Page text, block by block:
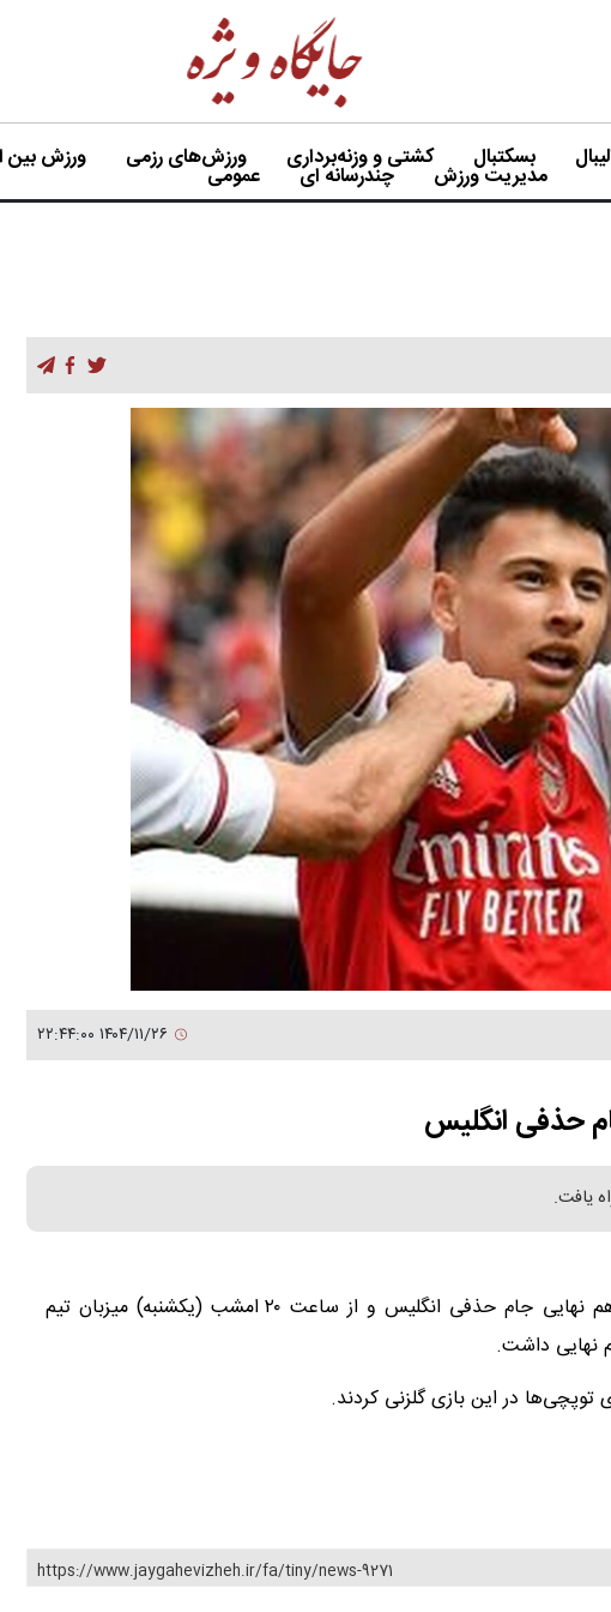
بسکتبال کشتی و وزنه‌برداری ورزش‌های رزمی ورزش بین
مدیریت ورزش چندرسانه ای عمومی
حذفی انگلیس
یافت.
تیم فوتبال آرسنال در ادامه رقابت‌های مرحله یک‌شانزدهم نهایی جام حذفی انگلیس و از ساعت ۲۰ امشب (یکشنبه) میزبان تیم
https://www.jaygahevizheh.ir/fa/tiny/news-9271